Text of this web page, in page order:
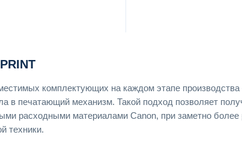
комплектующих на каждом этапе
в печатающий механизм. Такой подход позволяет
расходными материалами Canon, при заметно более
техники.